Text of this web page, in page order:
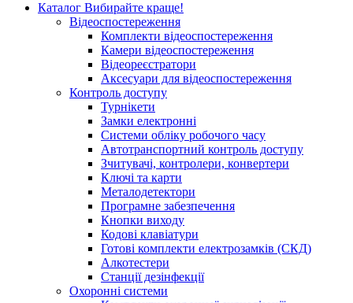
Каталог Вибирайте краще!
Відеоспостереження
Комплекти відеоспостереження
Камери відеоспостереження
Відеореєстратори
Аксесуари для відеоспостереження
Контроль доступу
Турнікети
Замки електронні
Системи обліку робочого часу
Автотранспортний контроль доступу
Зчитувачі, контролери, конвертери
Ключі та карти
Металодетектори
Програмне забезпечення
Кнопки виходу
Кодові клавіатури
Готові комплекти електрозамків (СКД)
Алкотестери
Станції дезінфекції
Охоронні системи